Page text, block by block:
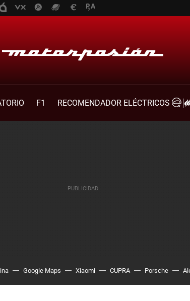
F1
RECOMENDADOR ELÉCTRICOS
Google Maps Xiaomi CUPRA Porsche